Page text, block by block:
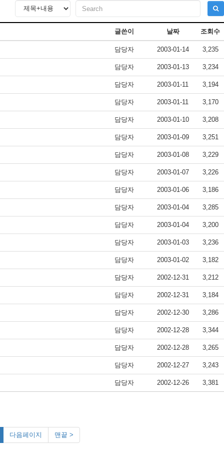
글쓴이 날짜 조회수
담당자 2003-01-14 3,235
담당자 2003-01-13 3,234
담당자 2003-01-11 3,194
담당자 2003-01-11 3,170
담당자 2003-01-10 3,208
담당자 2003-01-09 3,251
담당자 2003-01-08 3,229
담당자 2003-01-07 3,226
담당자 2003-01-06 3,186
담당자 2003-01-04 3,285
담당자 2003-01-04 3,200
담당자 2003-01-03 3,236
담당자 2003-01-02 3,182
담당자 2002-12-31 3,212
담당자 2002-12-31 3,184
담당자 2002-12-30 3,286
담당자 2002-12-28 3,344
담당자 2002-12-28 3,265
담당자 2002-12-27 3,243
담당자 2002-12-26 3,381
다음페이지 맨끝 >